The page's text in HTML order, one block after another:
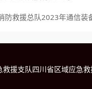
防救援总队2023年通信
救援支队四川省区域应急